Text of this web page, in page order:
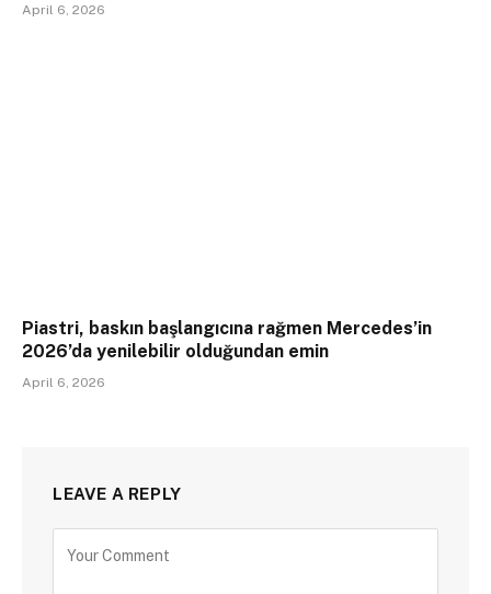
April 6, 2026
Piastri, baskın başlangıcına rağmen Mercedes’in
2026’da yenilebilir olduğundan emin
April 6, 2026
LEAVE A REPLY